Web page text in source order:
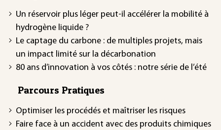
Un réservoir plus léger peut-il accélérer la mobilité à
hydrogène liquide ?
Le captage du carbone : de multiples projets, mais
un impact limité sur la décarbonation
80 ans d’innovation à vos côtés : notre série de l’été
Parcours Pratiques
Optimiser les procédés et maîtriser les risques
Faire face à un accident avec des produits chimiques